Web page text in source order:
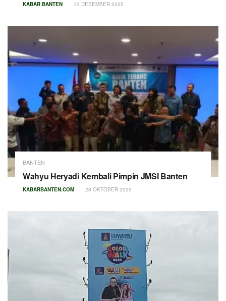
KABAR BANTEN 13 DESEMBER 2025
BANTEN
Wahyu Heryadi Kembali Pimpin JMSI Banten
KABARBANTEN.COM 28 OKTOBER 2025